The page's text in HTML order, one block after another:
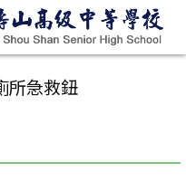
所急救鈕